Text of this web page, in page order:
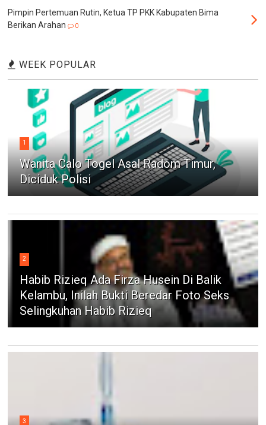
Pimpin Pertemuan Rutin, Ketua TP PKK Kabupaten Bima
Berikan Arahan
0
WEEK POPULAR
1
Wanita Calo Togel Asal Radom Timur,
Diciduk Polisi
2
Habib Rizieq Ada Firza Husein Di Balik
Kelambu, Inilah Bukti Beredar Foto Seks
Selingkuhan Habib Rizieq
3